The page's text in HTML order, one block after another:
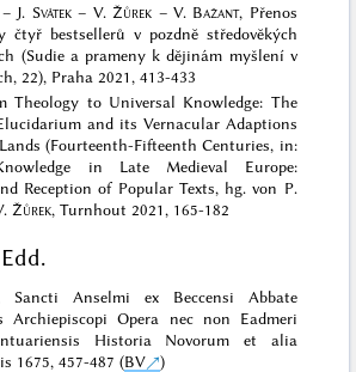
J. Svátek– V. Žůrek – V. Bažant, Přenos
čtyř bestsellerů v pozdnĕ středovĕkých
(Sudie a prameny k dĕjinám myšlení v
22), Praha 2021, 413-433
Theology to Universal Knowledge: The
and its Vernacular Adaptions
(Fourteenth-Fifteenth Centuries, in:
in Late Medieval Europe:
Reception of Popular Texts, hg. von P.
Žůrek, Turnhout 2021, 165-182
Sancti Anselmi ex Beccensi Abbate
Archiepiscopi Opera nec non Eadmeri
Historia Novorum et alia
1675, 457-487 (BV
)